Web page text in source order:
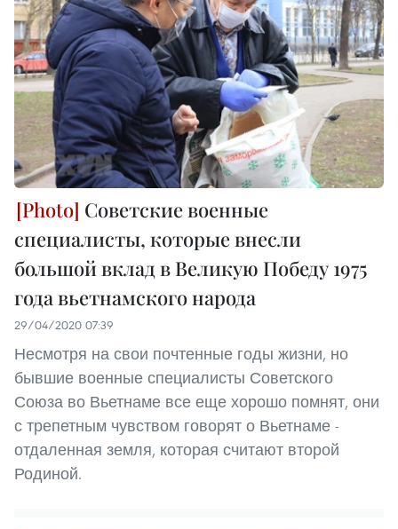
Советские военные
специалисты, которые внесли
большой вклад в Великую Победу 1975
года вьетнамского народа
29/04/2020 07:39
Несмотря на свои почтенные годы жизни, но
бывшие военные специалисты Советского
Союза во Вьетнаме все еще хорошо помнят, они
с трепетным чувством говорят о Вьетнаме -
отдаленная земля, которая считают второй
Родиной.